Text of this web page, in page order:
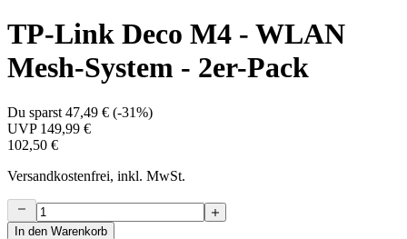
TP-Link Deco M4 - WLAN
Mesh-System - 2er-Pack
Du sparst 47,49 € (-31%)
UVP 149,99 €
102,50 €
Versandkostenfrei, inkl. MwSt.
In den Warenkorb